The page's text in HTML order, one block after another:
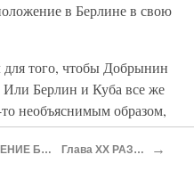
в Берлине в свою
того, чтобы Добрынин
Или Берлин и Куба все же
необъяснимым образом,
Правда ли, что
решения? Может быть,
Глава XVIII «НЫНЕШНЕЕ ПОКОЛЕНИЕ БУДЕТ ЖИТЬ ПРИ КОММУНИЗМЕ»: 1961–1962 Глава XX РАЗВЯЗКА: 1962–1964 →